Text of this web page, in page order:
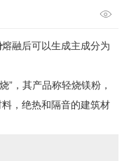
熔融后可以生成主成分为
”，其产品称轻烧镁粉，
，绝热和隔音的建筑材